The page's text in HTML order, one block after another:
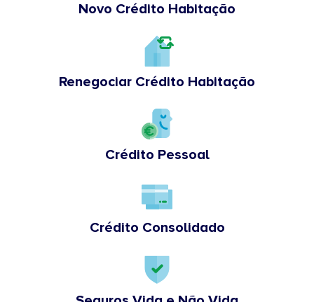
Novo Crédito Habitação
Renegociar Crédito Habitação
Crédito Pessoal
Crédito Consolidado